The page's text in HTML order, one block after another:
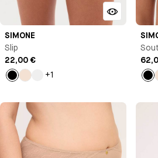
SIMONE
Slip
22,00 €
NoirMilk
+1